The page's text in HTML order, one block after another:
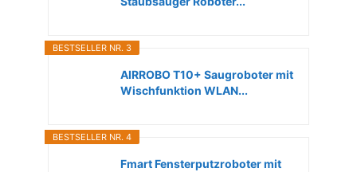
BESTSELLER NR. 3
AIRROBO T10+ Saugroboter mit
Wischfunktion WLAN...
BESTSELLER NR. 4
Fmart Fensterputzroboter mit